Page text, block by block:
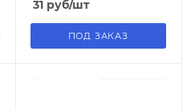
31руб/шт
ПОД ЗАКАЗ